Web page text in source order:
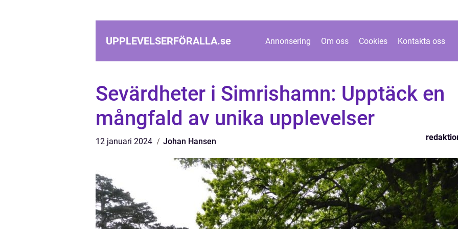
UPPLEVELSERFÖRALLA.se Annonsering Om oss Cookies Kontakta oss
Sevärdheter i Simrishamn: Upptäck en
mångfald av unika upplevelser
12 januari 2024 Johan Hansen